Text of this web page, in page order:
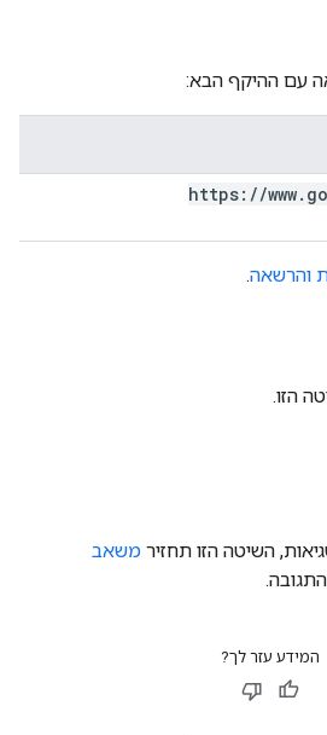
עם ההיקף הבא:
https: //www.
והרשאה.
הזו.
השיטה הזו תחזיר משאב
המידע עזר לך?